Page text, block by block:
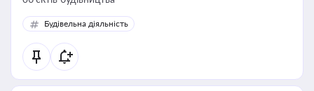
Будівельна діяльність